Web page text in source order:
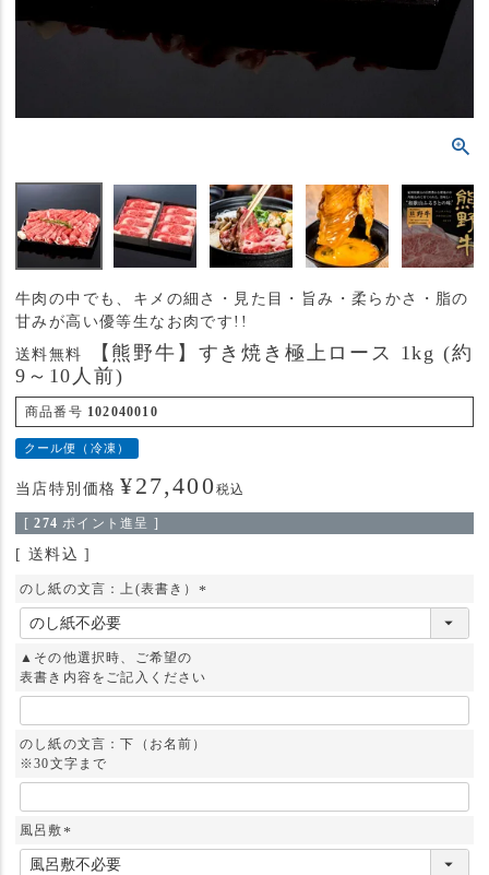
牛肉の中でも、キメの細さ・見た目・旨み・柔らかさ・脂の
甘みが高い優等生なお肉です!!
送料無料
【熊野牛】すき焼き極上ロース 1kg (約
9～10人前)
商品番号 102040010
クール便（冷凍）
当店特別価格 ¥27,400税込
[ 274 ポイント進呈 ]
送料込
のし紙の文言：上(表書き）
(
)
▲その他選択時、ご希望の
表書き内容をご記入ください
のし紙の文言：下（お名前）
※30文字まで
風呂敷
(